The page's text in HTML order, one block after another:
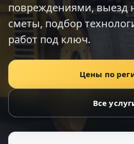
повреждениями, выезд
сметы, подбор
работ под ключ.
Цены по
Все